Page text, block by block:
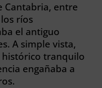
Cantabria, entre
ríos
el antiguo
A simple vista,
tranquilo
engañaba a